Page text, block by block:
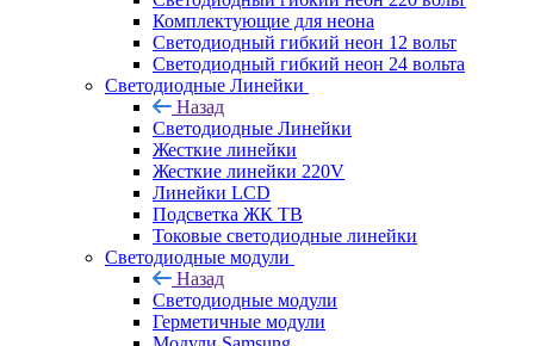
Комплектующие для неона
Светодиодный гибкий неон 12 вольт
Светодиодный гибкий неон 24 вольта
Светодиодные Линейки
Назад
Светодиодные Линейки
Жесткие линейки
Жесткие линейки 220V
Линейки LCD
Подсветка ЖК ТВ
Токовые светодиодные линейки
Светодиодные модули
Назад
Светодиодные модули
Герметичные модули